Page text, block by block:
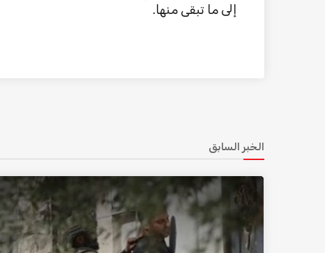
إلى ما تبقى منها.
الخبر السابق